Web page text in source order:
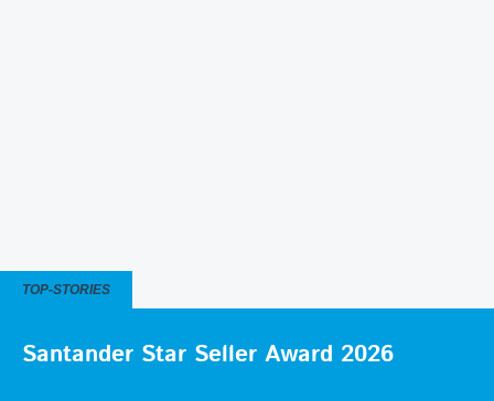
TOP-STORIES
Santander Star Seller Award 2026